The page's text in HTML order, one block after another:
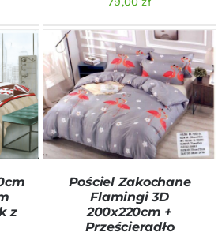
z
DODAJ DO KOSZYKA
/
SZCZEGÓŁY
Pościel Zakochane
Flamingi 3D
200x220cm +
Prześcieradło